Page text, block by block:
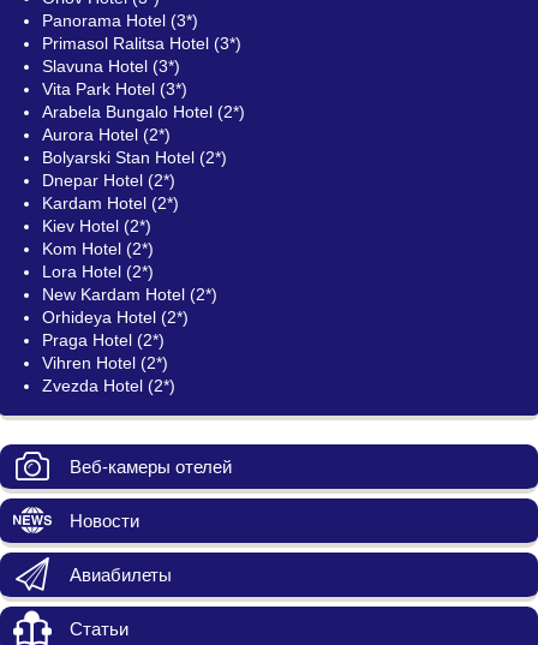
Panorama Hotel (3*)
Primasol Ralitsa Hotel (3*)
Slavuna Hotel (3*)
Vita Park Hotel (3*)
Arabela Bungalo Hotel (2*)
Aurora Hotel (2*)
Bolyarski Stan Hotel (2*)
Dnepar Hotel (2*)
Kardam Hotel (2*)
Kiev Hotel (2*)
Kom Hotel (2*)
Lora Hotel (2*)
New Kardam Hotel (2*)
Orhideya Hotel (2*)
Praga Hotel (2*)
Vihren Hotel (2*)
Zvezda Hotel (2*)
Веб-камеры отелей
Новости
Авиабилеты
Статьи